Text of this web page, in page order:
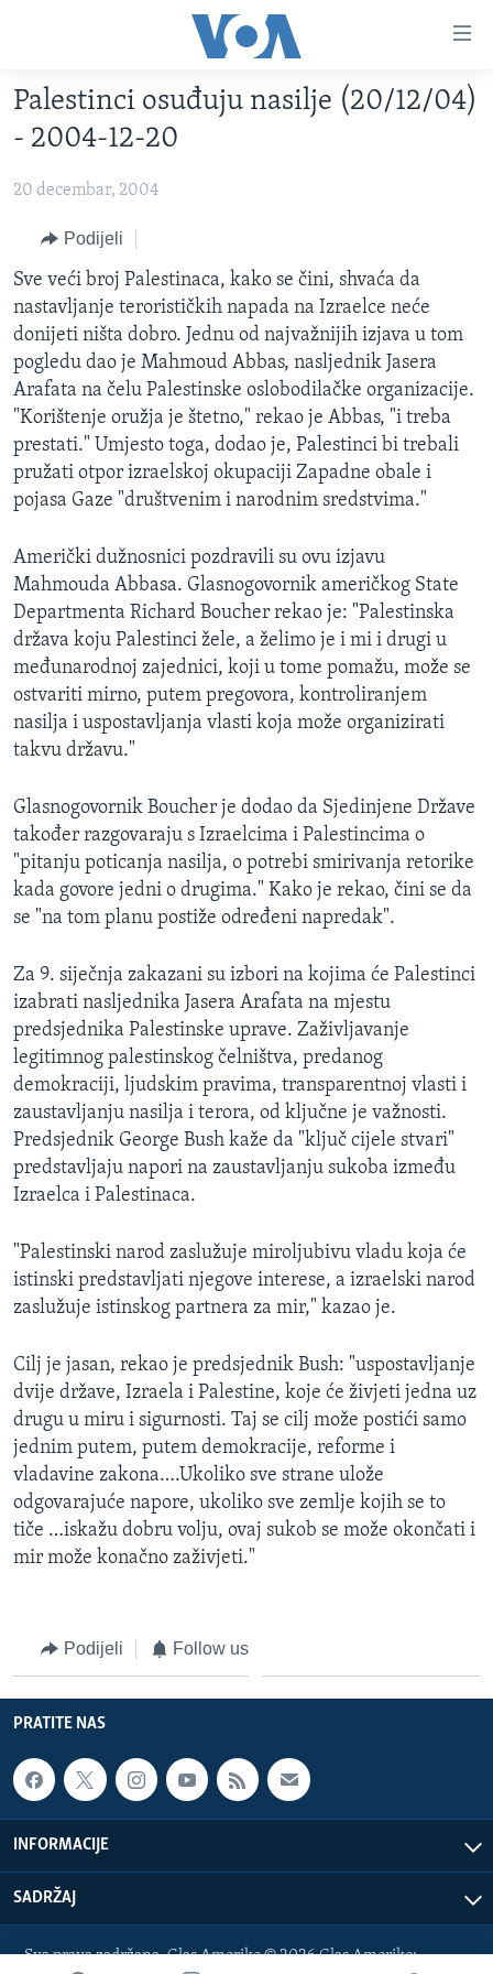
glavni
sadržaj
na
navigaciju
Idi
na
pretragu
FOTOGRAFIJE DANA
VIJESTI
SJEDINJENE AMERIČKE DRŽAVE
BOSNA I HERCEGOVINA
SVIJET
NAUKA I TEHNOLOGIJA
SPECIJALNI PROJEKTI
KORUPCIJA
SLOBODA MEDIJA
ŽENSKA STRANA
IZBJEGLIČKA STRANA
MAGAZIN
O GLASU AMERIKE
Learning English
PRATITE NAS
Palestinci osuđuju nasilje (20/12/04)
- 2004-12-20
20 decembar, 2004
Podijeli
Sve veći broj Palestinaca, kako se čini, shvaća da
nastavljanje terorističkih napada na Izraelce neće
donijeti ništa dobro. Jednu od najvažnijih izjava u tom
pogledu dao je Mahmoud Abbas, nasljednik Jasera
Arafata na čelu Palestinske oslobodilačke organizacije.
"Korištenje oružja je štetno," rekao je Abbas, "i treba
prestati." Umjesto toga, dodao je, Palestinci bi trebali
pružati otpor izraelskoj okupaciji Zapadne obale i
pojasa Gaze "društvenim i narodnim sredstvima."
Američki dužnosnici pozdravili su ovu izjavu
Mahmouda Abbasa. Glasnogovornik američkog State
Departmenta Richard Boucher rekao je: "Palestinska
država koju Palestinci žele, a želimo je i mi i drugi u
međunarodnoj zajednici, koji u tome pomažu, može se
ostvariti mirno, putem pregovora, kontroliranjem
nasilja i uspostavljanja vlasti koja može organizirati
takvu državu."
Glasnogovornik Boucher je dodao da Sjedinjene Države
također razgovaraju s Izraelcima i Palestincima o
"pitanju poticanja nasilja, o potrebi smirivanja retorike
kada govore jedni o drugima." Kako je rekao, čini se da
se "na tom planu postiže određeni napredak".
Za 9. siječnja zakazani su izbori na kojima će Palestinci
izabrati nasljednika Jasera Arafata na mjestu
predsjednika Palestinske uprave. Zaživljavanje
legitimnog palestinskog čelništva, predanog
demokraciji, ljudskim pravima, transparentnoj vlasti i
zaustavljanju nasilja i terora, od ključne je važnosti.
Predsjednik George Bush kaže da "ključ cijele stvari"
predstavljaju napori na zaustavljanju sukoba između
Izraelca i Palestinaca.
"Palestinski narod zaslužuje miroljubivu vladu koja će
istinski predstavljati njegove interese, a izraelski narod
zaslužuje istinskog partnera za mir," kazao je.
Cilj je jasan, rekao je predsjednik Bush: "uspostavljanje
dvije države, Izraela i Palestine, koje će živjeti jedna uz
drugu u miru i sigurnosti. Taj se cilj može postići samo
jednim putem, putem demokracije, reforme i
vladavine zakona….Ukoliko sve strane ulože
odgovarajuće napore, ukoliko sve zemlje kojih se to
tiče …iskažu dobru volju, ovaj sukob se može okončati i
mir može konačno zaživjeti."
Podijeli Follow us
PRATITE NAS
INFORMACIJE
SADRŽAJ
Sva prava zadržana. Glas Amerike © 2026 Glas Amerike: